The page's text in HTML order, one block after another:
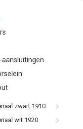
aansluitingen
zwart 1910
wit 1920